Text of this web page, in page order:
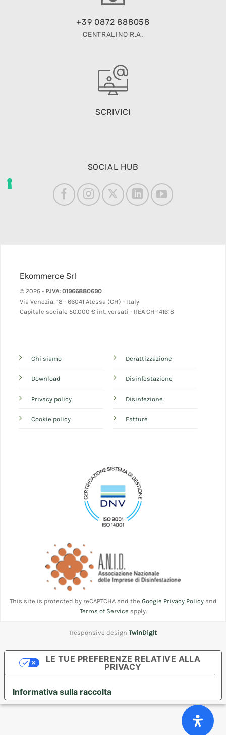
+39 0872 888058
CENTRALINO R.A.
SCRIVICI
SOCIAL HUB
Ekommerce Srl
© 2026 - P.IVA: 01966880690
Via Venezia, 18 - 66041 Atessa (CH) - Italy
Capitale sociale 50.000 € int. versati - REA CH-141618
Chi siamo
Download
Privacy policy
Cookie policy
Derattizzazione
Disinfestazione
Disinfezione
Fatture
This site is protected by reCAPTCHA and the Google Privacy Policyand
Terms of Service apply.
Responsive design TwinDigit
Informativa sulla raccolta
LE TUE PREFERENZE RELATIVE ALLA
PRIVACY